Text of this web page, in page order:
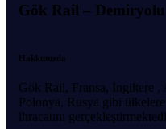
Gök Rail –
Hakkımızda
Gök Rail, Fransa, İngiltere
Polonya, Rusya gibi
ihracatını